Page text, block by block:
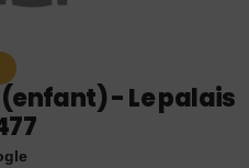
(enfant) - Le palais